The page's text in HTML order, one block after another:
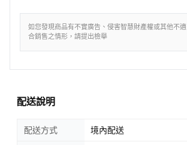
如您發現商品有不實廣告、侵害智慧財產權或其他不適
合銷售之情形，請提出檢舉
配送說明
配送方式 境內配送